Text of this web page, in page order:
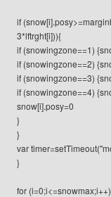
if
3*lftrght[i])){
if (snowingzone==1)
if (snowingzone==2)
if (snowingzone==3)
if (snowingzone==4)
snow[i].posy=0
}
}
var
}
for